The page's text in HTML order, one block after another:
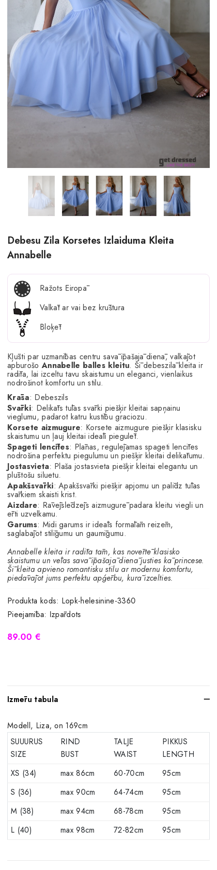
Debesu Zila Korsetes Izlaiduma Kleita
Annabelle
Ražots Eiropā
Valkāt ar vai bez krūštura
Bloķēt
Kļūsti par uzmanības centru savā īpašajā dienā, valkājot
apburošo Annabelle balles kleitu. Šī debeszilā kleita ir
radīta, lai izceltu tavu skaistumu un eleganci, vienlaikus
nodrošinot komfortu un stilu.
Krāsa: Debeszils
Svārki: Delikāts tūlas svārki piešķir kleitai sapņainu
vieglumu, padarot katru kustību graciozu.
Korsete aizmugure: Korsete aizmugure piešķir klasisku
skaistumu un ļauj kleitai ideāli piegulēt.
Spageti lencītes: Plānas, regulējamas spageti lencītes
nodrošina perfektu piegulumu un piešķir kleitai delikātumu.
Jostasvieta: Plaša jostasvieta piešķir kleitai elegantu un
plūstošu siluetu.
Apakšsvārki: Apakšsvārki piešķir apjomu un palīdz tūlas
svārkiem skaisti krist.
Aizdare: Rāvējslēdzējs aizmugurē padara kleitu viegli un
ērti uzvelkamu.
Garums: Midi garums ir ideāls formālām reizēm,
saglabājot stilīgumu un gaumīgumu.
Annabelle kleita ir radīta tām, kas novērtē klasisko
skaistumu un vēlas savā īpašajā dienā justies kā princese.
Šī kleita apvieno romantisku stilu ar modernu komfortu,
piedāvājot jums perfektu apģērbu, kurā izcelties.
Produkta kods: Lopk-helesinine-3360
Pieejamība: Izpārdots
89.00 €
Izmēru tabula
Modell, Liza, on 169cm
SUUURUS
SIZE
RIND
BUST
TALJE
WAIST
PIKKUS
LENGTH
XS (34)
max 86cm 60-70cm
95cm
S (36)
max 90cm 64-74cm
95cm
M (38)
max 94cm 68-78cm
95cm
L (40)
max 98cm 72-82cm 95cm